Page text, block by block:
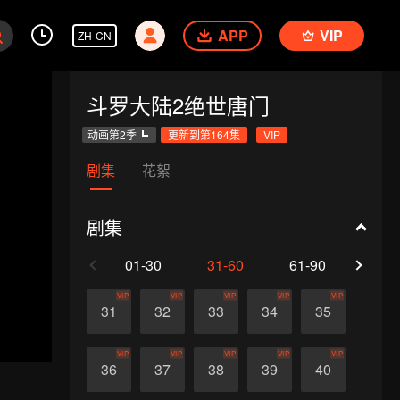
ZH-CN APP VIP
斗罗大陆2绝世唐门
动画第2季 更新到第164集 VIP
剧集 花絮
剧集
01-30 31-60 61-90
31
VIP
32
VIP
33
VIP
34
VIP
35
VIP
36
VIP
37
VIP
38
VIP
39
VIP
40
VIP